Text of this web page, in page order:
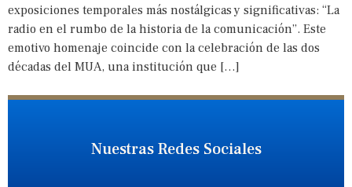
exposiciones temporales más nostálgicas y significativas: “La
radio en el rumbo de la historia de la comunicación”. Este
emotivo homenaje coincide con la celebración de las dos
décadas del MUA, una institución que […]
Nuestras Redes Sociales